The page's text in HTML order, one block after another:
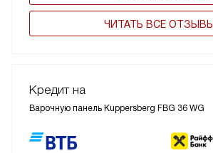
ЧИТАТЬ ВСЕ ОТЗЫВЫ
Кредит на
Варочную панель Kuppersberg FBG 36 WG